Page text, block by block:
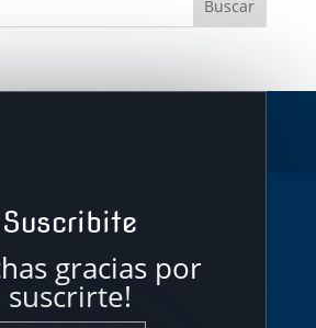
Suscribite
gracias por
suscrirte!